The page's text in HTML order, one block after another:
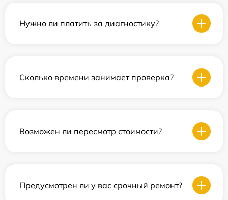
Нужно ли платить за диагностику?
Сколько времени занимает проверка?
Возможен ли пересмотр стоимости?
Предусмотрен ли у вас срочный ремонт?